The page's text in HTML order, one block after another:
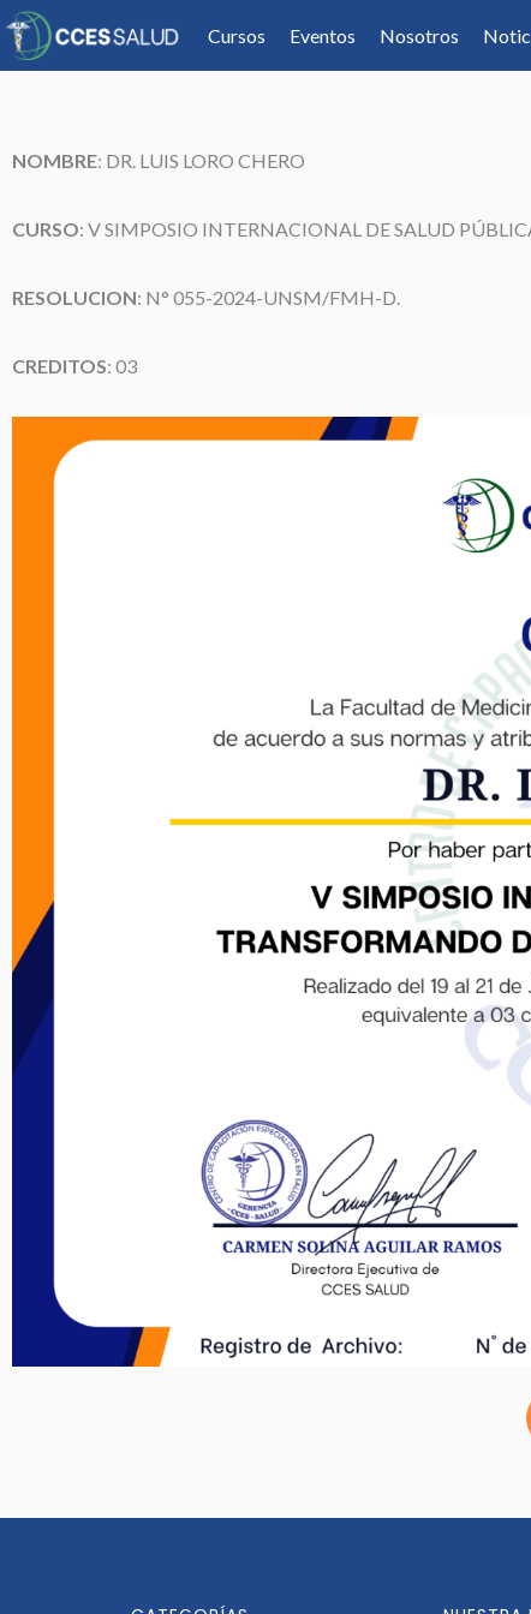
Cursos Eventos Nosotros
NOMBRE: DR. LUIS LORO CHERO
CURSO: V SIMPOSIO INTERNACIONAL DE SALUD
RESOLUCION: N° 055-2024-UNSM/FMH-D.
CREDITOS: 03